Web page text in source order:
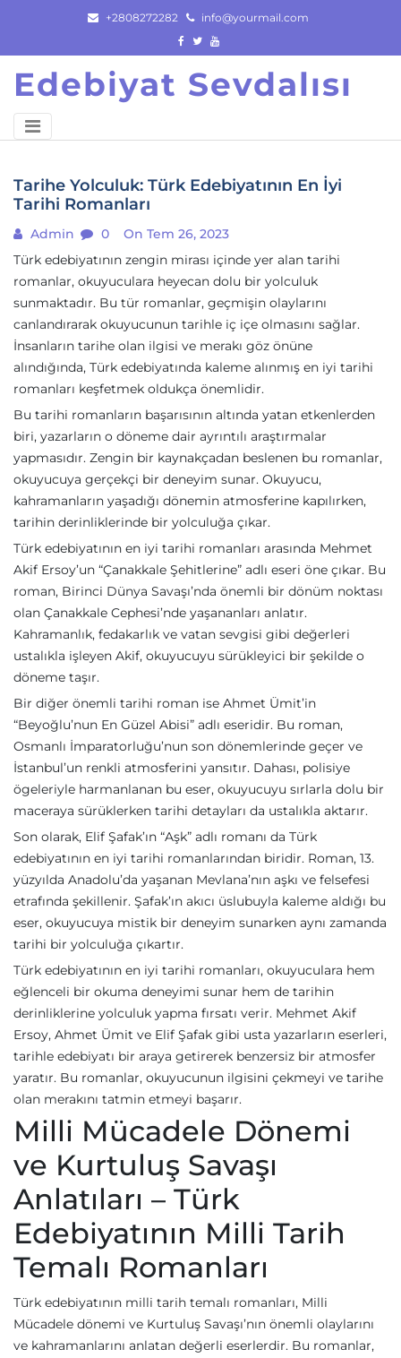
content
+2808272282 info@yourmail.com
Edebiyat Sevdalısı
Tarihe Yolculuk: Türk Edebiyatının En İyi
Tarihi Romanları
Admin 0
On Tem 26, 2023
Türk edebiyatının zengin mirası içinde yer alan tarihi
romanlar, okuyuculara heyecan dolu bir yolculuk
sunmaktadır. Bu tür romanlar, geçmişin olaylarını
canlandırarak okuyucunun tarihle iç içe olmasını sağlar.
İnsanların tarihe olan ilgisi ve merakı göz önüne
alındığında, Türk edebiyatında kaleme alınmış en iyi tarihi
romanları keşfetmek oldukça önemlidir.
Bu tarihi romanların başarısının altında yatan etkenlerden
biri, yazarların o döneme dair ayrıntılı araştırmalar
yapmasıdır. Zengin bir kaynakçadan beslenen bu romanlar,
okuyucuya gerçekçi bir deneyim sunar. Okuyucu,
kahramanların yaşadığı dönemin atmosferine kapılırken,
tarihin derinliklerinde bir yolculuğa çıkar.
Türk edebiyatının en iyi tarihi romanları arasında Mehmet
Akif Ersoy’un “Çanakkale Şehitlerine” adlı eseri öne çıkar. Bu
roman, Birinci Dünya Savaşı’nda önemli bir dönüm noktası
olan Çanakkale Cephesi’nde yaşananları anlatır.
Kahramanlık, fedakarlık ve vatan sevgisi gibi değerleri
ustalıkla işleyen Akif, okuyucuyu sürükleyici bir şekilde o
döneme taşır.
Bir diğer önemli tarihi roman ise Ahmet Ümit’in
“Beyoğlu’nun En Güzel Abisi” adlı eseridir. Bu roman,
Osmanlı İmparatorluğu’nun son dönemlerinde geçer ve
İstanbul’un renkli atmosferini yansıtır. Dahası, polisiye
ögeleriyle harmanlanan bu eser, okuyucuyu sırlarla dolu bir
maceraya sürüklerken tarihi detayları da ustalıkla aktarır.
Son olarak, Elif Şafak’ın “Aşk” adlı romanı da Türk
edebiyatının en iyi tarihi romanlarından biridir. Roman, 13.
yüzyılda Anadolu’da yaşanan Mevlana’nın aşkı ve felsefesi
etrafında şekillenir. Şafak’ın akıcı üslubuyla kaleme aldığı bu
eser, okuyucuya mistik bir deneyim sunarken aynı zamanda
tarihi bir yolculuğa çıkartır.
Türk edebiyatının en iyi tarihi romanları, okuyuculara hem
eğlenceli bir okuma deneyimi sunar hem de tarihin
derinliklerine yolculuk yapma fırsatı verir. Mehmet Akif
Ersoy, Ahmet Ümit ve Elif Şafak gibi usta yazarların eserleri,
tarihle edebiyatı bir araya getirerek benzersiz bir atmosfer
yaratır. Bu romanlar, okuyucunun ilgisini çekmeyi ve tarihe
olan merakını tatmin etmeyi başarır.
Milli Mücadele Dönemi
ve Kurtuluş Savaşı
Anlatıları – Türk
Edebiyatının Milli Tarih
Temalı Romanları
Türk edebiyatının milli tarih temalı romanları, Milli
Mücadele dönemi ve Kurtuluş Savaşı’nın önemli olaylarını
ve kahramanlarını anlatan değerli eserlerdir. Bu romanlar,